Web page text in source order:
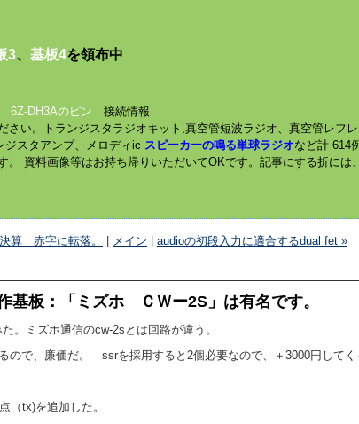
3、 基板4を領布中
DH3Aのピン 接続情報
い。トランジスタラジオキット,真空管短波ラジオ、真空管レフ
ジスタアンプ、メロディic スピーカーの鳴る単球ラジオなど計 614
資料画像等はお持ち帰りいただいてOKです。記事にする折には
算 赤字に転落。 メイン audioの初段入力に適合するdual fet »
板：「ミズホ ＣＷー2S」は有名です。
。ミズホ通信のcw-2sとは回路が違う。
ので、廉価だ。 ssrを採用すると2個必要なので、＋3000円してく
（tx)を追加した。